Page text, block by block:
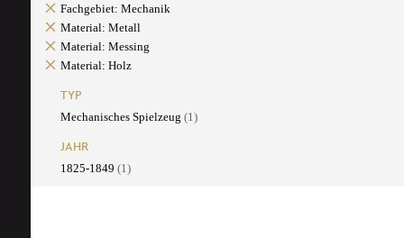
Fachgebiet: Mechanik
Material: Metall
Material: Messing
Material: Holz
TYP
Mechanisches Spielzeug (1)
JAHR
1825-1849 (1)